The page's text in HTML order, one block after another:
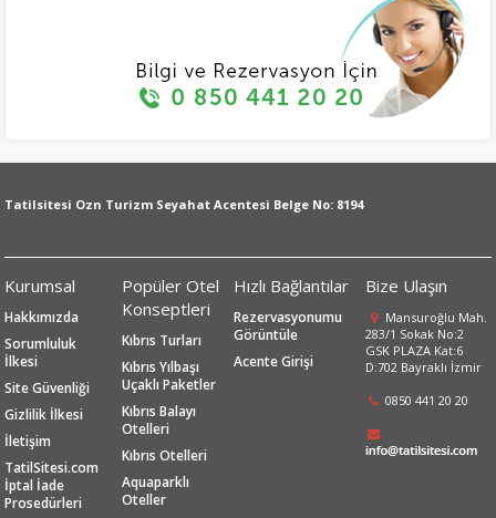
Tatilsitesi Ozn Turizm Seyahat Acentesi Belge No: 8194
Kurumsal
Hakkımızda
Sorumluluk
İlkesi
Site Güvenliği
Gizlilik İlkesi
İletişim
TatilSitesi.com
İptal İade
Prosedürleri
Popüler Otel
Konseptleri
Kıbrıs Turları
Kıbrıs Yılbaşı
Uçaklı Paketler
Kıbrıs Balayı
Otelleri
Kıbrıs Otelleri
Aquaparklı
Oteller
Hızlı Bağlantılar
Rezervasyonumu
Görüntüle
Acente Girişi
Bize Ulaşın
Mansuroğlu Mah.
283/1 Sokak No:2
GSK PLAZA Kat:6
D:702 Bayraklı İzmir
0850 441 20 20